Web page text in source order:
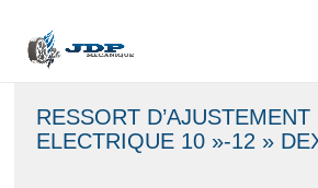
RESSORT
ELECTRIQUE 10 »-12 »